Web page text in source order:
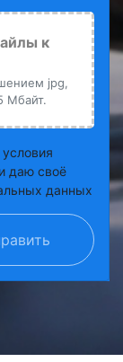
к
jpg,
Мбайт.
и даю своё
данных